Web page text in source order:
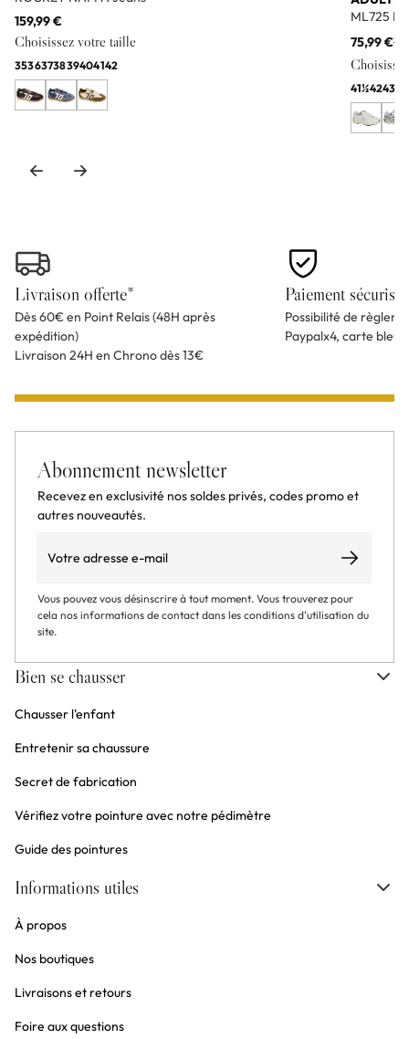
159,99 €
Choisissez votre taille
3536373839404142
ML725
75,99 €
41½4243
Livraison offerte*
Dès 60€ en Point Relais (48H après
expédition)
Livraison 24H en Chrono dès 13€
Paiement sécurisé
Possibilité de
Paypalx4, carte
Abonnement newsletter
Recevez en exclusivité nos soldes privés, codes promo et
autres nouveautés.
S’abonner
Vous pouvez vous désinscrire à tout moment. Vous trouverez pour
cela nos informations de contact dans les conditions d'utilisation du
site.
Bien se chausser
Chausser l'enfant
Entretenir sa chaussure
Secret de fabrication
Vérifiez votre pointure avec notre pédimètre
Guide des pointures
Informations utiles
À propos
Nos boutiques
Livraisons et retours
Foire aux questions